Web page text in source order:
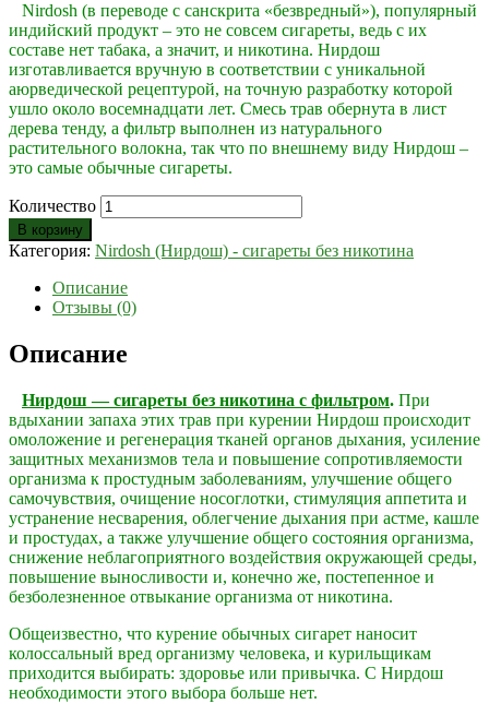
Nirdosh (в переводе с санскрита «безвредный»), популярный
индийский продукт – это не совсем сигареты, ведь с их
составе нет табака, а значит, и никотина. Нирдош
изготавливается вручную в соответствии с уникальной
аюрведической рецептурой, на точную разработку которой
ушло около восемнадцати лет. Смесь трав обернута в лист
дерева тенду, а фильтр выполнен из натурального
растительного волокна, так что по внешнему виду Нирдош –
это самые обычные сигареты.
Количество
В корзину
Категория: Nirdosh (Нирдош) - сигареты без никотина
Описание
Отзывы (0)
Описание
Нирдош — сигареты без никотина с фильтром. При
вдыхании запаха этих трав при курении Нирдош происходит
омоложение и регенерация тканей органов дыхания, усиление
защитных механизмов тела и повышение сопротивляемости
организма к простудным заболеваниям, улучшение общего
самочувствия, очищение носоглотки, стимуляция аппетита и
устранение несварения, облегчение дыхания при астме, кашле
и простудах, а также улучшение общего состояния организма,
снижение неблагоприятного воздействия окружающей среды,
повышение выносливости и, конечно же, постепенное и
безболезненное отвыкание организма от никотина.
Общеизвестно, что курение обычных сигарет наносит
колоссальный вред организму человека, и курильщикам
приходится выбирать: здоровье или привычка. С Нирдош
необходимости этого выбора больше нет.